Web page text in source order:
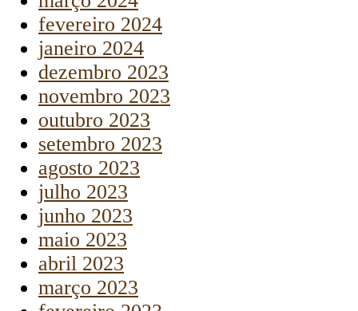
fevereiro 2024
janeiro 2024
dezembro 2023
novembro 2023
outubro 2023
setembro 2023
agosto 2023
julho 2023
junho 2023
maio 2023
abril 2023
março 2023